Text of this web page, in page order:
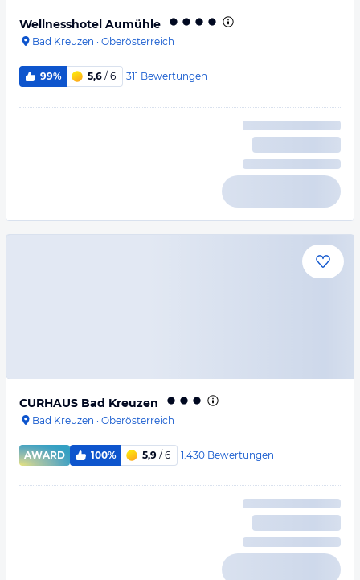
Wellnesshotel Aumühle
Bad Kreuzen · Oberösterreich
99% 5,6 / 6 311 Bewertungen
CURHAUS Bad Kreuzen
Bad Kreuzen · Oberösterreich
AWARD 100% 5,9 / 6 1.430 Bewertungen